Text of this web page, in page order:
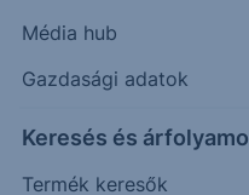
Média hub
Gazdasági adatok
Keresés és
Termék keresők
Az OTP összesen
vett 40.467 forintos